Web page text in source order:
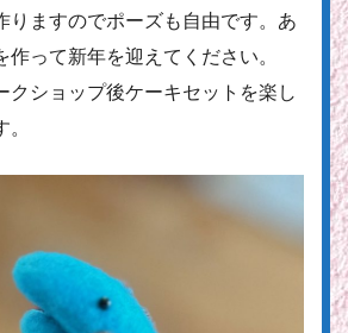
りますのでポーズも自由です。あ
って新年を迎えてください。
クショップ後ケーキセットを楽し